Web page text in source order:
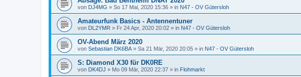
von DJ4MG » So 17 Mai, 2020 15:36 » in N47 - OV Gütersloh
Amateurfunk Basics - Antennentuner
von DL2YMR » Fr 24 Apr, 2020 20:02 » in N47 - OV Gütersloh
OV-Abend März 2020
von Sebastian DK6BA » Sa 21 Mär, 2020 20:05 » in N47 - OV Gütersloh
S: Diamond X30 für DK0RE
von DK4DJ » Mo 09 Mär, 2020 22:37 » in Flohmarkt